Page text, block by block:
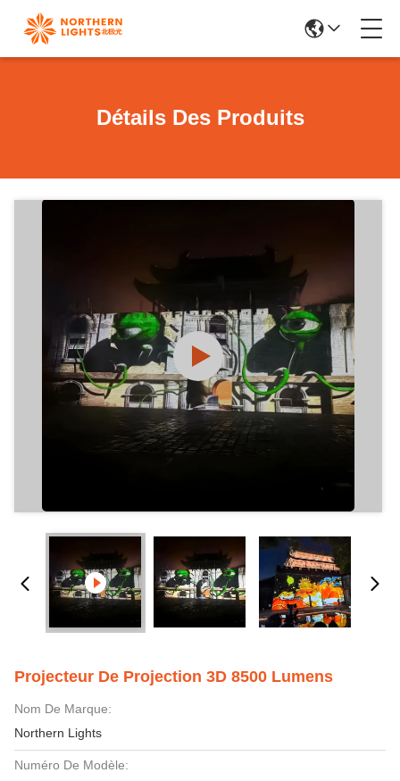
Détails Des Produits
Projecteur De Projection 3D 8500 Lumens
Nom De Marque:
Northern Lights
Numéro De Modèle: